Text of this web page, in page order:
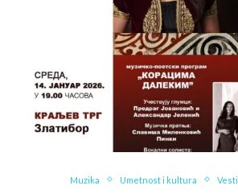
Muzika Umetnost i kultura Vesti